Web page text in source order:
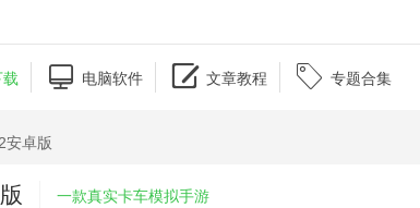
载  电脑软件  文章教程  专题合集
安卓版
一款真实卡车模拟手游